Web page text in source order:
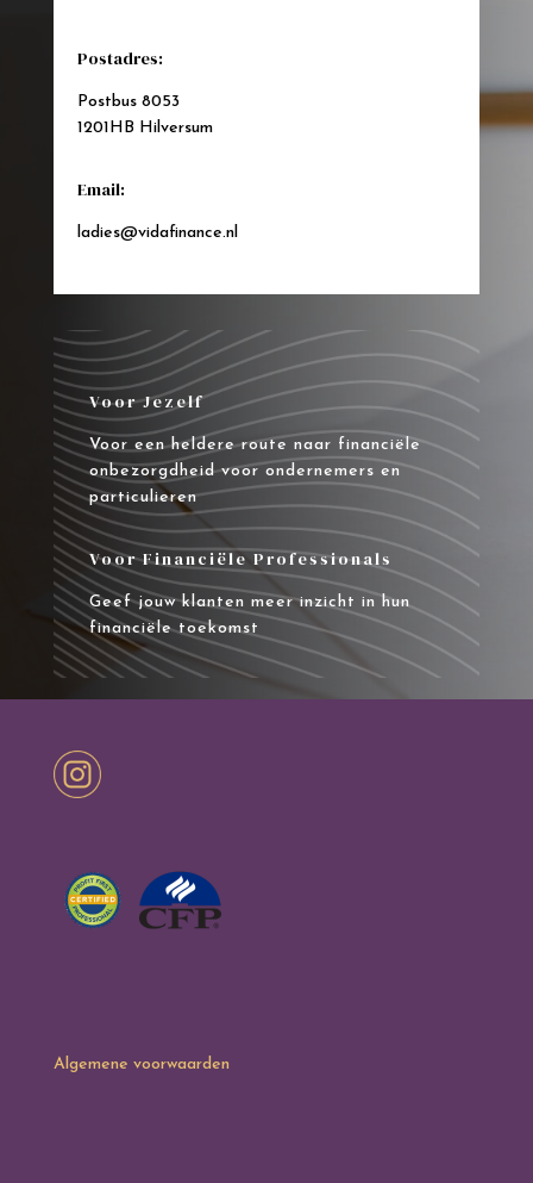
Postadres:
Postbus 8053
1201HB Hilversum
Email:
ladies@vidafinance.nl
Voor Jezelf
Voor een heldere route naar financiële
onbezorgdheid voor ondernemers en
particulieren
Voor Financiële Professionals
Geef jouw klanten meer inzicht in hun
financiële toekomst
Algemene voorwaarden